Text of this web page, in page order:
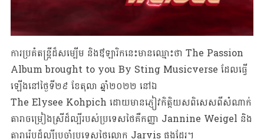
ការប្រគំតន្រ្តីដ៏សម្បើម និងឳឡារិកនេះមានឈ្មោះថា The Passion
Album brought to you By Sting Musicverse ដែលធ្វើ
ឡើងនៅថ្ងៃទី២៩ ខែតុលា ឆ្នាំ២០២២ នៅឯ
The Elysee Kohpich ដោយមានភ្ញៀវកិត្តិយសពិសេសពីសំណាក់
តារាចម្រៀងស្រីដ៏ល្បីរបស់ប្រទេសថៃគឺកញ្ញា Jannine Weigel និង
តារារ៉េបដ៏ល្បីប្រចាំប្រទេសថៃលោក Jarvis ផងដែរ។